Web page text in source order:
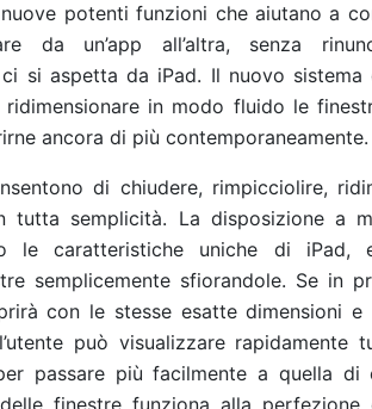
potenti funzioni che aiutano a
da un’app all’altra, senza
ci si aspetta da iPad. Il nuovo
ridimensionare in modo fluido le
ancora di più contemporaneamente.
di chiudere, rimpicciolire,
tutta semplicità. La disposizione a
le caratteristiche uniche di iPad,
semplicemente sfiorandole. Se in
con le stesse esatte dimensioni
può visualizzare
per passare più facilmente a quella